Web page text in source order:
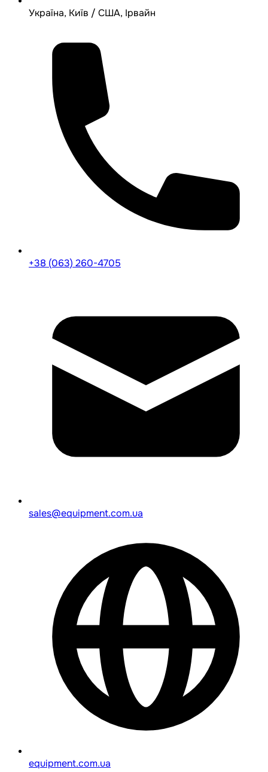
Україна, Київ / США, Ірвайн
+38 (063) 260-4705
sales@equipment.com.ua
equipment.com.ua